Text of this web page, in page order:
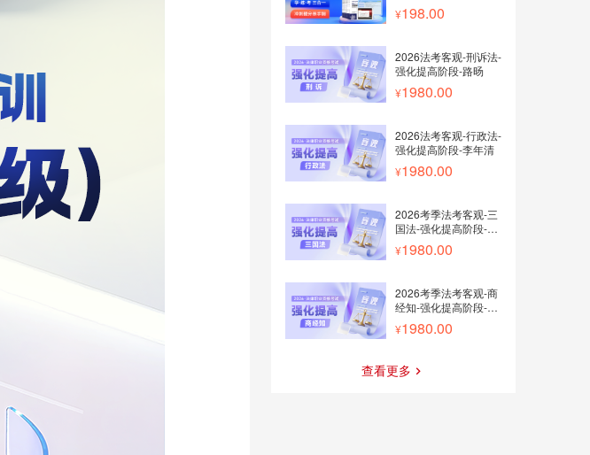
198.00
2026法考客观-刑诉法-
强化提高阶段-路旸
1980.00
2026法考客观-行政法-
强化提高阶段-李年清
1980.00
2026考季法考客观-三
国法-强化提高阶段-李
毅
1980.00
2026考季法考客观-商
经知-强化提高阶段-李
文涛
1980.00
查看更多